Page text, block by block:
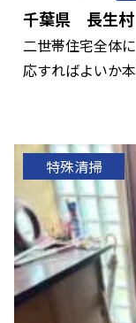
千葉県 長生
二世帯住宅全体
応すればよいか
特殊清掃